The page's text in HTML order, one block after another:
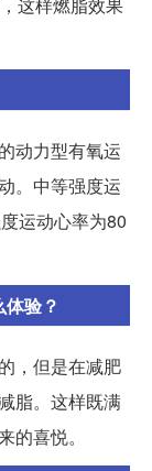
这样燃脂效果
动力型有氧运
。中等强度运
运动心率为80
验？
，但是在减肥
脂。这样既满
喜悦。